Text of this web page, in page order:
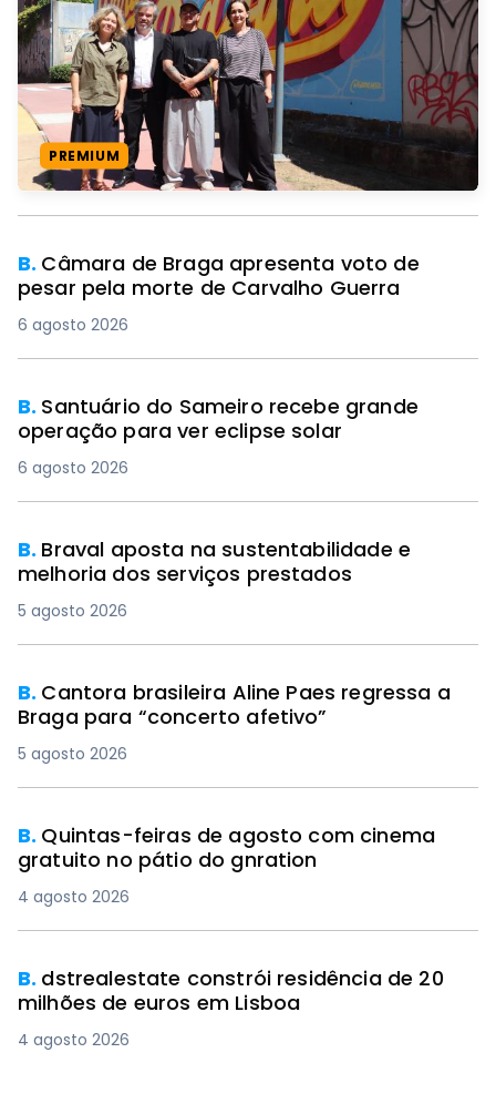
PREMIUM
B. Câmara de Braga apresenta voto de
pesar pela morte de Carvalho Guerra
6 agosto 2026
B. Santuário do Sameiro recebe grande
operação para ver eclipse solar
6 agosto 2026
B. Braval aposta na sustentabilidade e
melhoria dos serviços prestados
5 agosto 2026
B. Cantora brasileira Aline Paes regressa a
Braga para “concerto afetivo”
5 agosto 2026
B. Quintas-feiras de agosto com cinema
gratuito no pátio do gnration
4 agosto 2026
B. dstrealestate constrói residência de 20
milhões de euros em Lisboa
4 agosto 2026